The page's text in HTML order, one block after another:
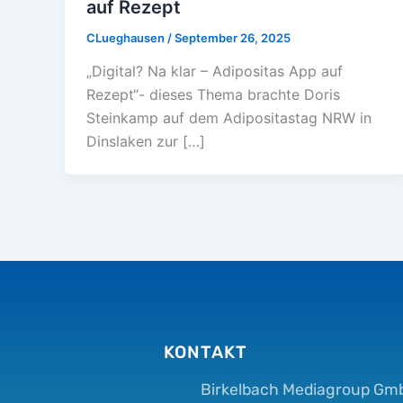
auf Rezept
CLueghausen /September 26, 2025
„Digital? Na klar – Adipositas App auf
Rezept“- dieses Thema brachte Doris
Steinkamp auf dem Adipositastag NRW in
Dinslaken zur […]
KONTAKT
Birkelbach Mediagroup